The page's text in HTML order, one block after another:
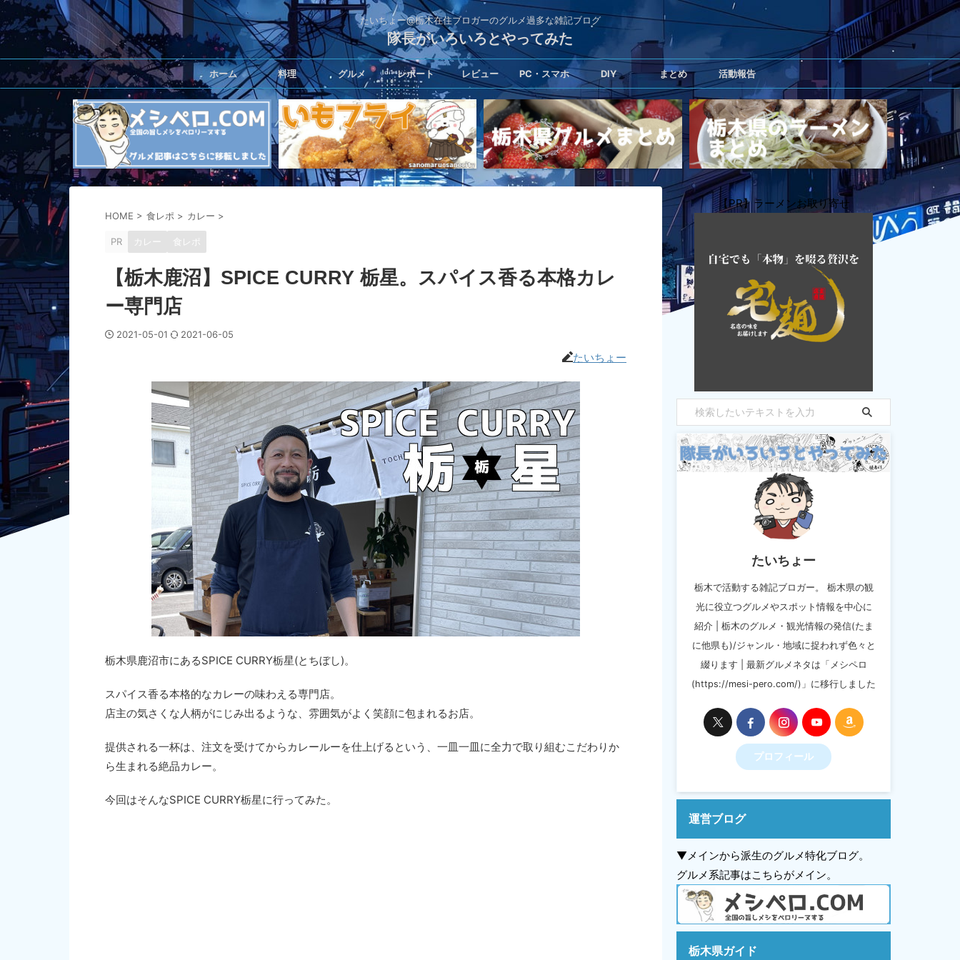
たいちょー@栃木在住ブロガーのグルメ過多な雑記ブログ
隊長がいろいろとやってみた
ホーム 料理 グルメ レポート レビュー PC・スマホ DIY まとめ 活動報告
HOME > 食レポ > カレー >
PR カレー 食レポ
【栃木鹿沼】SPICE CURRY 栃星。スパイス香る本格カレ
ー専門店
2021-05-01 2021-06-05
たいちょー
栃木県鹿沼市にあるSPICE CURRY栃星(とちぼし)。
スパイス香る本格的なカレーの味わえる専門店。
店主の気さくな人柄がにじみ出るような、雰囲気がよく笑顔に包まれるお店。
提供される一杯は、注文を受けてからカレールーを仕上げるという、一皿一皿に全力で取り組むこだわりか
ら生まれる絶品カレー。
今回はそんなSPICE CURRY栃星に行ってみた。
【PR】ラーメンお取り寄せ
たいちょー
栃木で活動する雑記ブロガー。 栃木県の観
光に役立つグルメやスポット情報を中心に
紹介 | 栃木のグルメ・観光情報の発信(たま
に他県も)/ジャンル・地域に捉われず色々と
綴ります | 最新グルメネタは「メシペロ
(https://mesi-pero.com/)」に移行しました
プロフィール
運営ブログ
▼メインから派生のグルメ特化ブログ。
グルメ系記事はこちらがメイン。
栃木県ガイド